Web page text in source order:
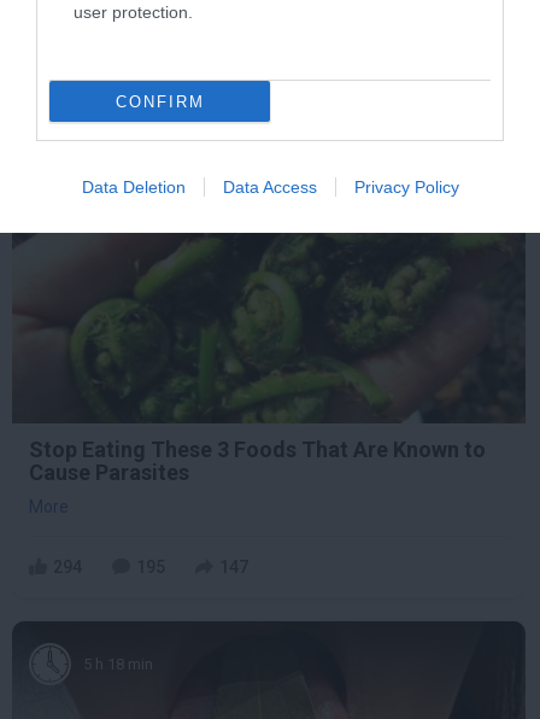
user protection.
CONFIRM
Data Deletion Data Access Privacy Policy
410 165 273
Stop Eating These 3 Foods That Are Known to
Cause Parasites
More
5 h 18 min